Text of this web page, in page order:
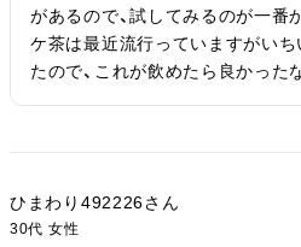
があるので、試してみるのが一番
ケ茶は最近流行っていますがい
たので、これが飲めたら良かった
ひまわり492226
30代 女性